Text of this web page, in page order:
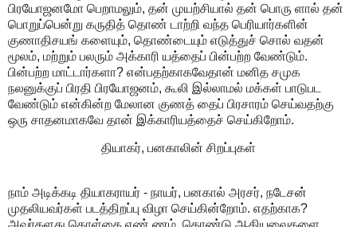
பிரயோஜனமோ பெறாமலும், தன் முயற்சியால் தன் பொரு ளால் தன்
பொறுப்பென்று கருதித் தொண் டாற்றி வந்த பெரியார்களின்
குணாதிசயங் களையும், தொண்டையும் எடுத்துச் சொல் வதன்
மூலம், மற்றும் பலரும் அக்காரி யத்தைப் பின்பற்ற வேண்டும்.
பின்பற்ற மாட்டார்களா? என்பதற்காகவேதான் மனித சமுக
நலனுக்குப் பிரதி பிரயோஜனம், கூலி இல்லாமல் மக்கள் பாடுபட
வேண்டும் என்கின்ற மேலான குணத் தைப் பிரசாரம் செய்வதற்கு
ஒரு சாதனமாகவே தான் இக்காரியத்தைச் செய்கிறோம்.
தியாகர், பனகாலின் சிறப்புகள்
நாம் அடிக்கடி தியாகராயர் - நாயர், பனகால் அரசர், நடேசன்
முதலியவர்கள் படத்திறப்பு விழா செய்கின்றோம். எதற்காக?